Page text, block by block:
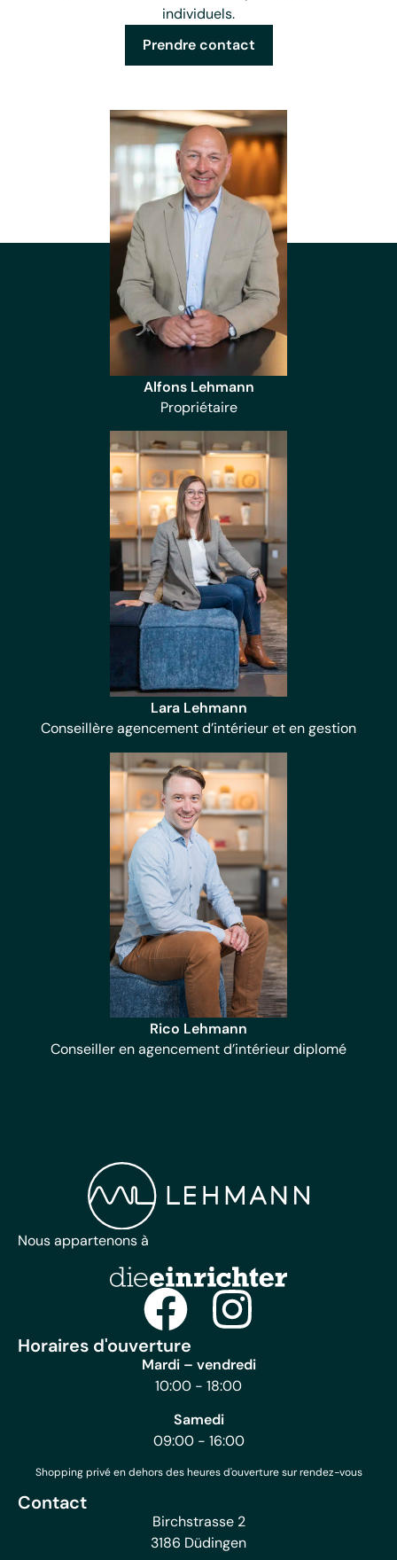
individuels.
Prendre contact
Alfons Lehmann
Propriétaire
Lara Lehmann
Conseillère agencement d’intérieur et en gestion
Rico Lehmann
Conseiller en agencement d’intérieur diplomé
Nous appartenons à
Horaires d'ouverture
Mardi – vendredi
10:00 - 18:00
Samedi
09:00 - 16:00
Shopping privé en dehors des heures d'ouverture sur rendez-vous
Contact
Birchstrasse 2
3186 Düdingen